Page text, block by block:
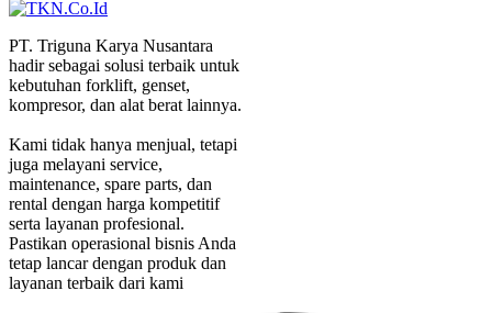
PT. Triguna Karya Nusantara
hadir sebagai solusi terbaik untuk
kebutuhan forklift, genset,
kompresor, dan alat berat lainnya.
Kami tidak hanya menjual, tetapi
juga melayani service,
maintenance, spare parts, dan
rental dengan harga kompetitif
serta layanan profesional.
Pastikan operasional bisnis Anda
tetap lancar dengan produk dan
layanan terbaik dari kami